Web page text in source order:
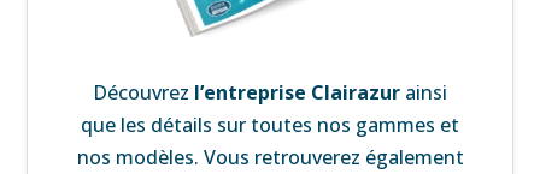
Découvrez l’entreprise Clairazur ainsi
que les détails sur toutes nos gammes et
nos modèles. Vous retrouverez également